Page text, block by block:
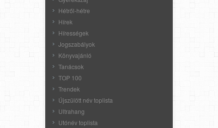
Hétről-hétre
Hírek
Hírességek
Jogszabályok
Könyvajánló
Tanácsok
TOP 100
Trendek
Újszülött név toplista
Ultrahang
Utónév toplista